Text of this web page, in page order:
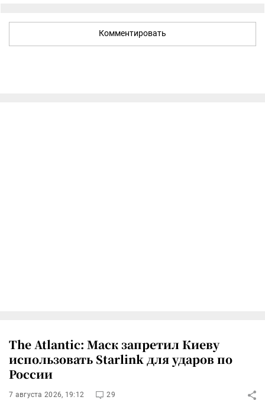
Комментировать
The Atlantic: Маск запретил Киеву
использовать Starlink для ударов по
России
7 августа 2026, 19:12 29